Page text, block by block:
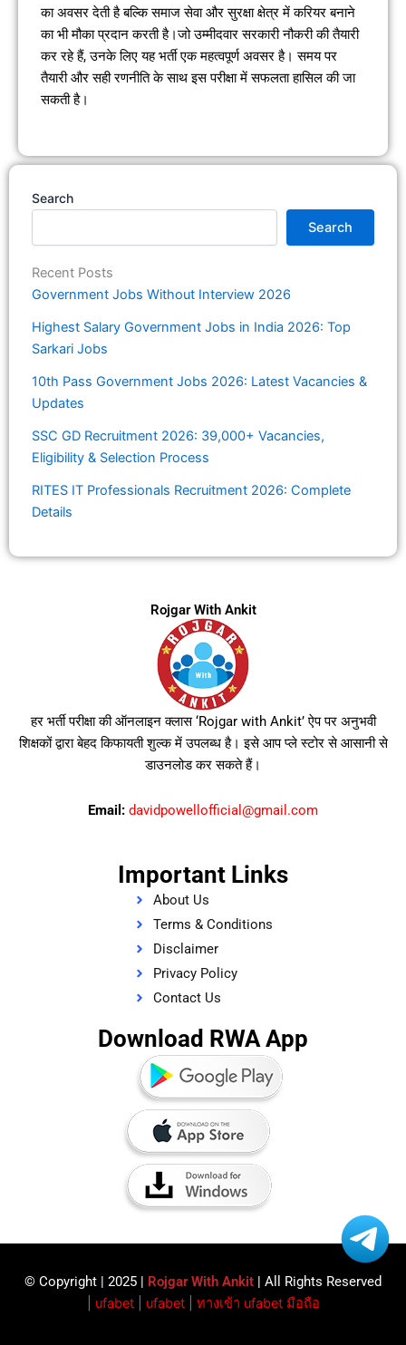
का अवसर देती है बल्कि समाज सेवा और सुरक्षा क्षेत्र में करियर बनाने
का भी मौका प्रदान करती है।जो उम्मीदवार सरकारी नौकरी की तैयारी
कर रहे हैं, उनके लिए यह भर्ती एक महत्वपूर्ण अवसर है। समय पर
तैयारी और सही रणनीति के साथ इस परीक्षा में सफलता हासिल की जा
सकती है।
Search
Search
Recent Posts
Government Jobs Without Interview 2026
Highest Salary Government Jobs in India 2026: Top
Sarkari Jobs
10th Pass Government Jobs 2026: Latest Vacancies &
Updates
SSC GD Recruitment 2026: 39,000+ Vacancies,
Eligibility & Selection Process
RITES IT Professionals Recruitment 2026: Complete
Details
Rojgar With Ankit
हर भर्ती परीक्षा की ऑनलाइन क्लास ‘Rojgar with Ankit’ ऐप पर अनुभवी
शिक्षकों द्वारा बेहद किफायती शुल्क में उपलब्ध है। इसे आप प्ले स्टोर से आसानी से
डाउनलोड कर सकते हैं।
Email: davidpowellofficial@gmail.com
Important Links
About Us
Terms & Conditions
Disclaimer
Privacy Policy
Contact Us
Download RWA App
© Copyright | 2025 | Rojgar With Ankit | All Rights Reserved​
ufabet| ufabet| ทางเข้า ufabet มือถือ